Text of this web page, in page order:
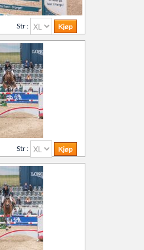
Str :
Str :